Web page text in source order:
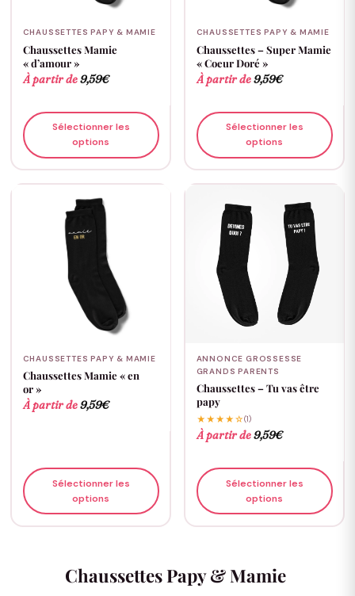
CHAUSSETTES PAPY & MAMIE
Chaussettes Mamie
« d’amour »
À partir de9,59€
Sélectionner les
options
CHAUSSETTES PAPY & MAMIE
Chaussettes – Super Mamie
« Coeur Doré »
À partir de9,59€
Sélectionner les
options
CHAUSSETTES PAPY & MAMIE
Chaussettes Mamie « en
or »
À partir de9,59€
Sélectionner les
options
ANNONCE GROSSESSE
GRANDS PARENTS
Chaussettes – Tu vas être
papy
★★★★☆(1)
À partir de9,59€
Sélectionner les
options
Chaussettes Papy & Mamie